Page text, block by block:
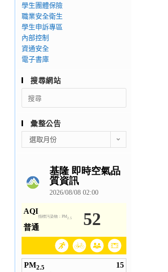
學生團體保險
職業安全衛生
學生申訴專區
內部控制
資通安全
電子書庫
搜尋網站
Search
for:
彙整公告
整
選取月份